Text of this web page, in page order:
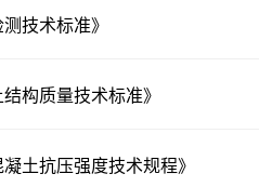
技术标准》
构质量技术标准》
土抗压强度技术规程》